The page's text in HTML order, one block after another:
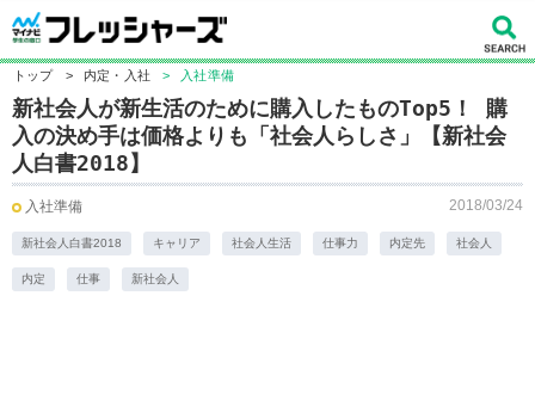
トップ > 内定・入社 > 入社準備
新社会人が新生活のために購入したものTop5！ 購
入の決め手は価格よりも「社会人らしさ」【新社会
人白書2018】
入社準備 2018/03/24
新社会人白書2018 キャリア 社会人生活 仕事力 内定先 社会人
内定 仕事 新社会人